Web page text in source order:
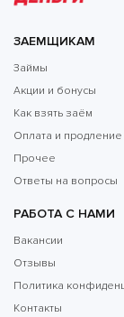
ЗАЕМЩИКАМ
Займы
Акции и бонусы
Как взять заём
Оплата и продление
Прочее
Ответы на вопросы
РАБОТА С НАМИ
Вакансии
Отзывы
Политика
Контакты